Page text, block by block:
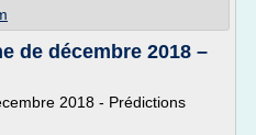
de décembre 2018 –
2018 - Prédictions